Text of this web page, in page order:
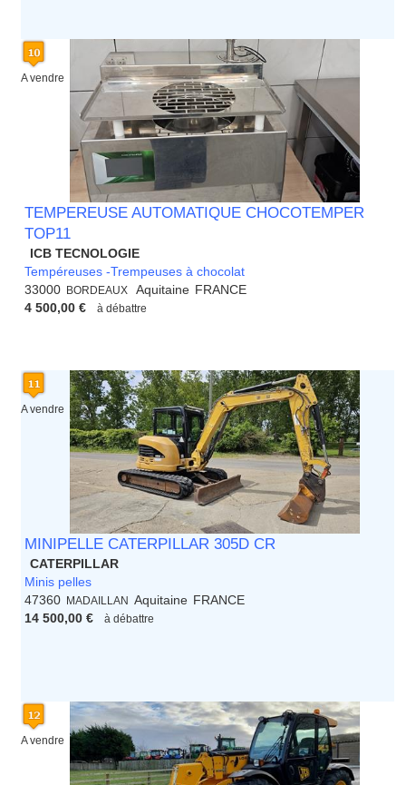
A vendre
TEMPEREUSE AUTOMATIQUE CHOCOTEMPER
TOP11
ICB TECNOLOGIE
Tempéreuses -Trempeuses à chocolat
33000 BORDEAUX Aquitaine FRANCE
4 500,00 €
à débattre
A vendre
MINIPELLE CATERPILLAR 305D CR
CATERPILLAR
Minis pelles
47360 MADAILLAN Aquitaine FRANCE
14 500,00 €
à débattre
A vendre